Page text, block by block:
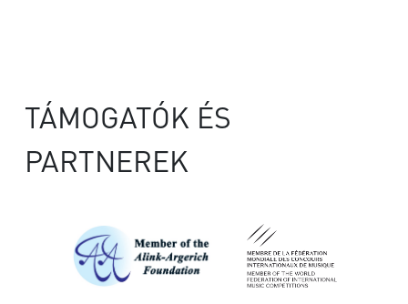
TÁMOGATÓK ÉS
PARTNEREK